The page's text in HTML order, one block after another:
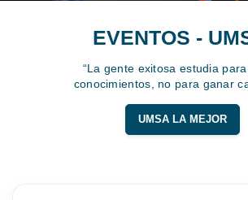
EVENTOS -
“La gente exitosa estudia
conocimientos, no para ganar
UMSA LA MEJOR